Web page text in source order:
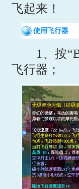
飞起来！
使用飞行器
1、按“B”
飞行器；